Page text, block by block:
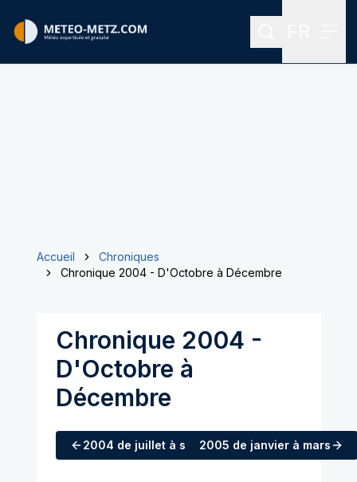
Rechercher
Accueil
Chroniques
Chronique 2004 - D'Octobre à Décembre
Chronique 2004 -
D'Octobre à
Décembre
2004 de juillet à septembre
2005 de janvier à mars